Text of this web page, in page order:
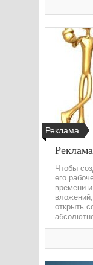
Реклама
Чтобы
его
времени
открыть